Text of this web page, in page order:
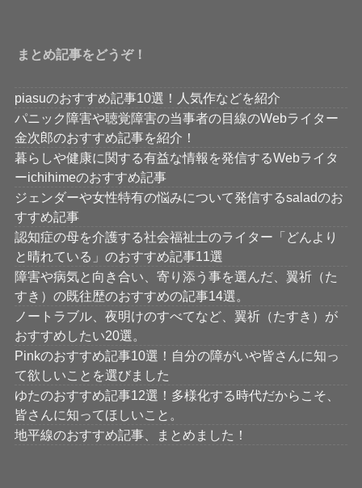
まとめ記事をどうぞ！
piasuのおすすめ記事10選！人気作などを紹介
パニック障害や聴覚障害の当事者の目線のWebライター
金次郎のおすすめ記事を紹介！
暮らしや健康に関する有益な情報を発信するWebライタ
ーichihimeのおすすめ記事
ジェンダーや女性特有の悩みについて発信するsaladのお
すすめ記事
認知症の母を介護する社会福祉士のライター「どんより
と晴れている」のおすすめ記事11選
障害や病気と向き合い、寄り添う事を選んだ、翼祈（た
すき）の既往歴のおすすめの記事14選。
ノートラブル、夜明けのすべてなど、翼祈（たすき）が
おすすめしたい20選。
Pinkのおすすめ記事10選！自分の障がいや皆さんに知っ
て欲しいことを選びました
ゆたのおすすめ記事12選！多様化する時代だからこそ、
皆さんに知ってほしいこと。
地平線のおすすめ記事、まとめました！